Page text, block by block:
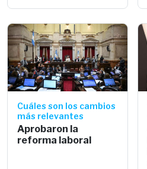
Cuáles son los cambios
más relevantes
Aprobaron la
reforma laboral